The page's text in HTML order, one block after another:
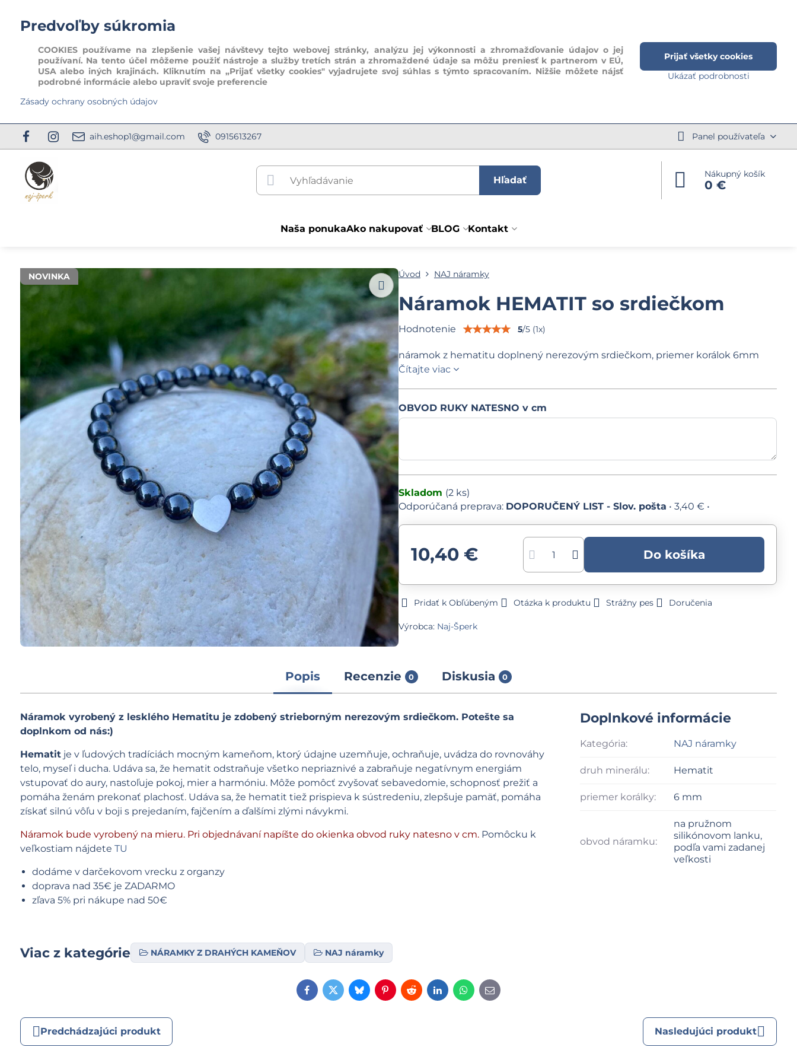
aih.eshop1@gmail.com 0915613267 Panel používateľa
Hľadať
Nákupný košík
0 €
Naša ponukaAko nakupovať BLOG Kontakt
NOVINKA Úvod NAJ náramky
Náramok HEMATIT so srdiečkom
Hodnotenie 5/5(1x)
náramok z hematitu doplnený nerezovým srdiečkom, priemer korálok 6mm
Čítajte viac
OBVOD RUKY NATESNO v cm
Skladom (2ks)
DOPORUČENÝ LIST - Slov. pošta • 3,40 € •
10,40 € Do košíka
Pridať k Obľúbeným Otázka k produktu Strážny pes Doručenia
Výrobca: Naj-Šperk
Popis Recenzie 0 Diskusia 0
Náramok vyrobený z lesklého Hematitu je zdobený strieborným nerezovým srdiečkom. Potešte sa
doplnkom od nás:)
Hematitje v ľudových tradíciách mocným kameňom, ktorý údajne uzemňuje, ochraňuje, uvádza do rovnováhy
telo, myseľ i ducha. Udáva sa, že hematit odstraňuje všetko nepriaznivé a zabraňuje negatívnym energiám
vstupovať do aury, nastoľuje pokoj, mier a harmóniu. Môže pomôcť zvyšovať sebavedomie, schopnosť prežiť a
pomáha ženám prekonať plachosť. Udáva sa, že hematit tiež prispieva k sústredeniu, zlepšuje pamäť, pomáha
získať silnú vôľu v boji s prejedaním, fajčením a ďalšími zlými návykmi.
Náramok bude vyrobený na mieru. Pri objednávaní napíšte do okienka obvod ruky natesno v cm.Pomôcku k
veľkostiam nájdete TU
dodáme v darčekovom vrecku z organzy
doprava nad 35€ je ZADARMO
zľava 5% pri nákupe nad 50€
Viac z kategórie NÁRAMKY Z DRAHÝCH KAMEŇOV NAJ náramky
Doplnkové informácie
Kategória: NAJ náramky
druh minerálu: Hematit
priemer korálky: 6 mm
obvod náramku:
na pružnom
silikónovom lanku,
podľa vami zadanej
veľkosti
Facebook
TwitterBlueskyPinterest
RedditLinkedInWhatsApp
E-
mail
Predchádzajúci produkt Nasledujúci produkt
Predvoľby súkromia
COOKIES používame na zlepšenie vašej návštevy tejto webovej stránky, analýzu jej výkonnosti a zhromažďovanie údajov o jej
používaní. Na tento účel môžeme použiť nástroje a služby tretích strán a zhromaždené údaje sa môžu preniesť k partnerom v EÚ,
USA alebo iných krajinách. Kliknutím na „Prijať všetky cookies" vyjadrujete svoj súhlas s týmto spracovaním. Nižšie môžete nájsť
podrobné informácie alebo upraviť svoje preferencie
Zásady ochrany osobných údajov
Ukázať podrobnosti
Prijať všetky cookies